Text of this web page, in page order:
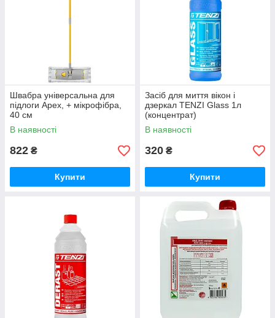
Швабра універсальна для
підлоги Apex, + мікрофібра,
40 см
В наявності
822 ₴
Купити
Засіб для миття вікон і
дзеркал TENZI Glass 1л
(концентрат)
В наявності
320 ₴
Купити